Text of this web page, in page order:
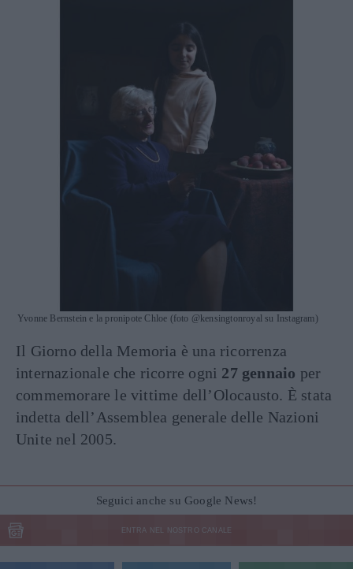
Yvonne Bernstein e la pronipote Chloe (foto @kensingtonroyal su Instagram)
Il Giorno della Memoria è una ricorrenza
internazionale che ricorre ogni 27 gennaio per
commemorare le vittime dell’Olocausto. È stata
indetta dell’Assemblea generale delle Nazioni
Unite nel 2005.
Seguici anche su Google News!
ENTRA NEL NOSTRO CANALE